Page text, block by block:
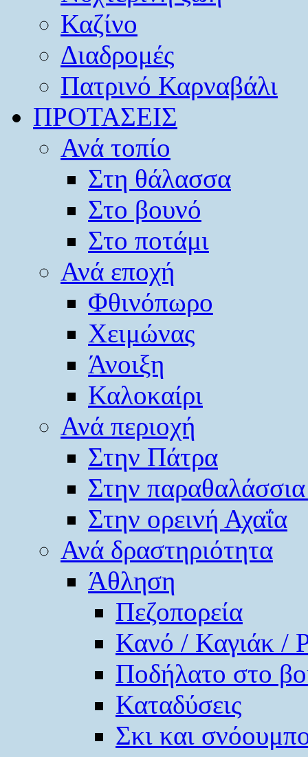
Καζίνο
Διαδρομές
Πατρινό Καρναβάλι
ΠΡΟΤΑΣΕΙΣ
Ανά τοπίο
Στη θάλασσα
Στο βουνό
Στο ποτάμι
Ανά εποχή
Φθινόπωρο
Χειμώνας
Άνοιξη
Καλοκαίρι
Ανά περιοχή
Στην Πάτρα
Στην
Στην ορεινή Αχαΐα
Ανά δραστηριότητα
Άθληση
Πεζοπορεία
Κανό / Καγιάκ /
Ποδήλατο στο
Καταδύσεις
Σκι και